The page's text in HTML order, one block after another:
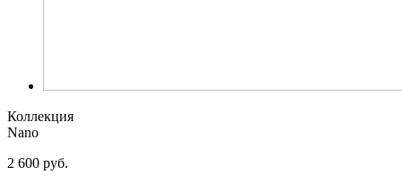
Коллекция
Nano
2 600 руб.